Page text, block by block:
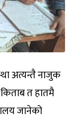
अत्यन्तै नाजुक
त हातमै
जानेको